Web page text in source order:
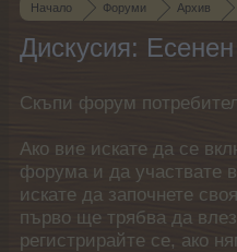
Начало Форуми Архив
Дискусия:
Скъпи форум
Ако вие искате да се
форума и да участвате
искате да започнете
първо ще трябва да
регистрирайте се, ако